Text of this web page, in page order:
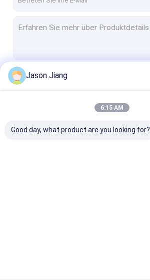
Explosionssichere Ausrüstung
Jason Jiang
6:15 AM
Good day, what product are you looking for?